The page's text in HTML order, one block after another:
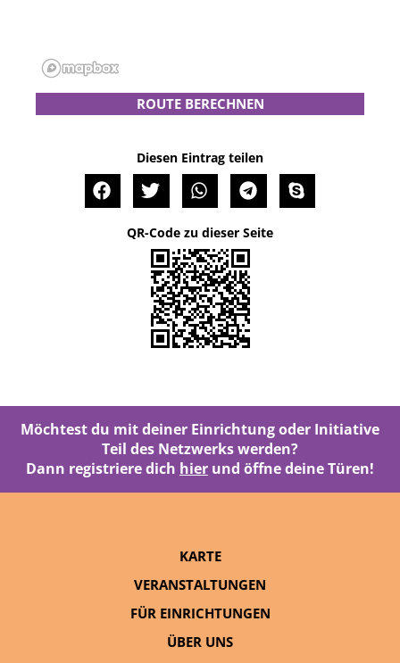
ROUTE BERECHNEN
Diesen Eintrag teilen
QR-Code zu dieser Seite
Möchtest du mit deiner Einrichtung oder Initiative
Teil des Netzwerks werden?
Dann registriere dich hier und öffne deine Türen!
KARTE
VERANSTALTUNGEN
FÜR EINRICHTUNGEN
ÜBER UNS